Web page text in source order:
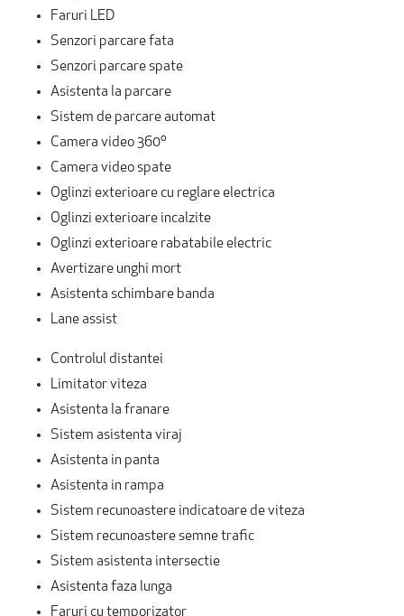
Faruri LED
Senzori parcare fata
Senzori parcare spate
Asistenta la parcare
Sistem de parcare automat
Camera video 360º
Camera video spate
Oglinzi exterioare cu reglare electrica
Oglinzi exterioare incalzite
Oglinzi exterioare rabatabile electric
Avertizare unghi mort
Asistenta schimbare banda
Lane assist
Controlul distantei
Limitator viteza
Asistenta la franare
Sistem asistenta viraj
Asistenta in panta
Asistenta in rampa
Sistem recunoastere indicatoare de viteza
Sistem recunoastere semne trafic
Sistem asistenta intersectie
Asistenta faza lunga
Faruri cu temporizator